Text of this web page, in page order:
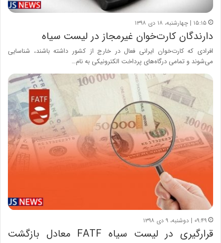
۱۵:۱۵ | چهارشنبه، ۱۸ دی ۱۳۹۸
دارندگان کارت‌خوان غیرمجاز در لیست سیاه
افرادی که کارت‌خوان ایرانی فعال در خارج از کشور داشته باشند، شناسایی
می‌شوند و تمامی درگاه‌های پرداخت الکترونیکی به نام…
۰۹:۴۹ | دوشنبه، ۹ دی ۱۳۹۸
قرارگیری در لیست سیاه FATF معادل بازگشت